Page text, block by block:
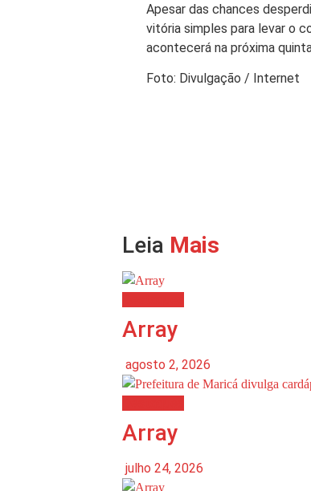
Apesar das chances
vitória simples para levar o
acontecerá na próxima
Foto: Divulgação / Internet
Leia Mais
Array
agosto 2, 2026
Array
julho 24, 2026